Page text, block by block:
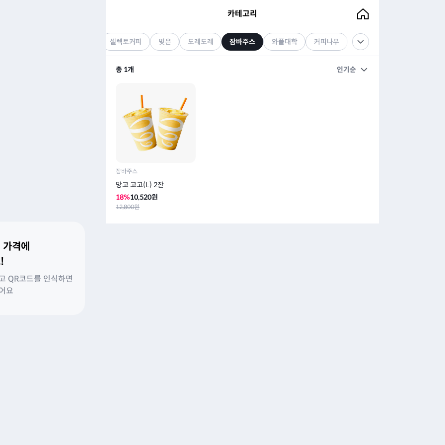
격에
QR코드를 인식하면
요
카테고리
잠바주스기프티콘
셀렉토커피 빚은 도레도레 잠바주스 와플대학 커피나무 하삼동커피
총 1개 인기순
잠바주스
망고 고고(L) 2잔
18%10,520원
12,800원